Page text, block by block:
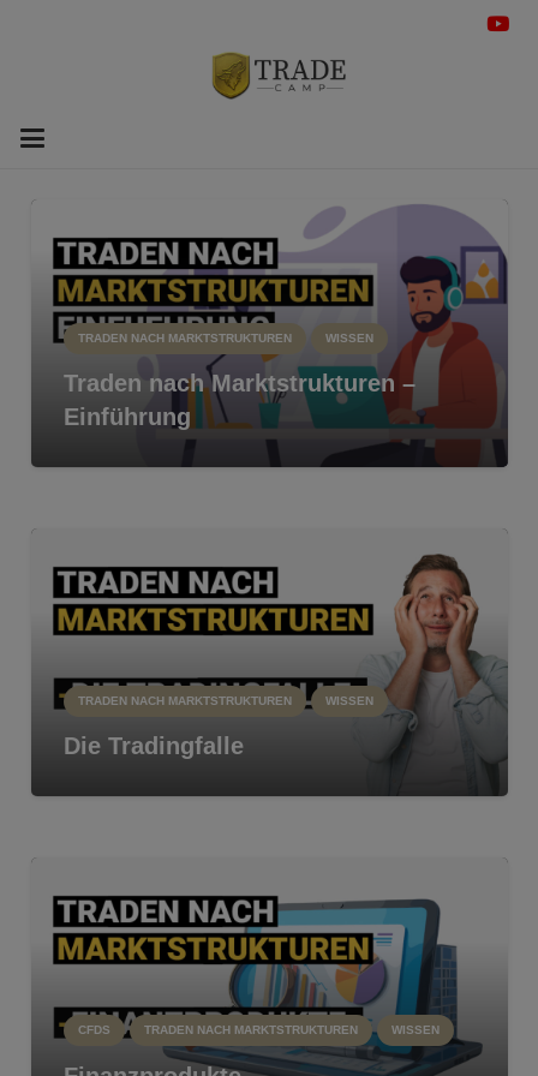
TRADEN NACH MARKTSTRUKTUREN WISSEN
Traden nach Marktstrukturen –
Einführung
TRADEN NACH MARKTSTRUKTUREN WISSEN
Die Tradingfalle
CFDS TRADEN NACH MARKTSTRUKTUREN WISSEN